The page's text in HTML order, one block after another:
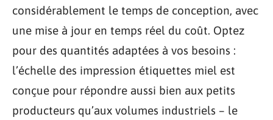
considérablement le temps de conception, avec
une mise à jour en temps réel du coût. Optez
pour des quantités adaptées à vos besoins :
l’échelle des impression étiquettes miel est
conçue pour répondre aussi bien aux petits
producteurs qu’aux volumes industriels – le